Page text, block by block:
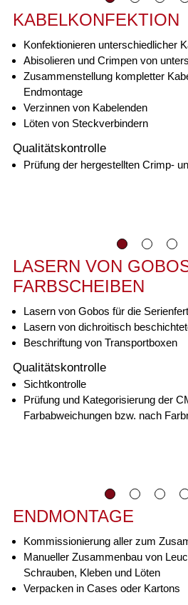
KABELKONFEKTION
Konfektionieren unterschiedlicher
Abisolieren und Crimpen von
Zusammenstellung kompletter
Endmontage
Verzinnen von Kabelenden
Löten von Steckverbindern
Qualitätskontrolle
Prüfung der hergestellten Crimp-
LASERN VON
FARBSCHEIBEN
Lasern von Gobos für die
Lasern von dichroitisch
Beschriftung von Transportboxen
Qualitätskontrolle
Sichtkontrolle
Prüfung und Kategorisierung der
Farbabweichungen bzw. nach
ENDMONTAGE
Kommissionierung aller zum
Manueller Zusammenbau von
Schrauben, Kleben und Löten
Verpacken in Cases oder Kartons